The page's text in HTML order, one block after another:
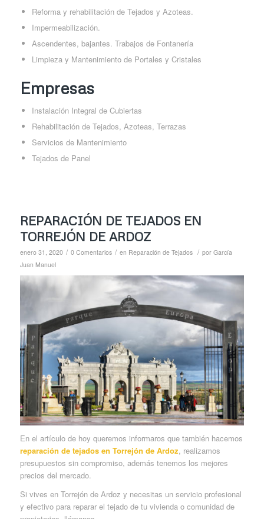
Reforma y rehabilitación de Tejados y Azoteas.
Impermeabilización.
Ascendentes, bajantes. Trabajos de Fontanería
Limpieza y Mantenimiento de Portales y Cristales
Empresas
Instalación Integral de Cubiertas
Rehabilitación de Tejados, Azoteas, Terrazas
Servicios de Mantenimiento
Tejados de Panel
REPARACIÓN DE TEJADOS EN
TORREJÓN DE ARDOZ
enero 31, 2020 / 0 Comentarios / en Reparación de Tejados / por García
Juan Manuel
En el artículo de hoy queremos informaros que también hacemos
reparación de tejados en Torrejón de Ardoz, realizamos
presupuestos sin compromiso, además tenemos los mejores
precios del mercado.
Si vives en Torrejón de Ardoz y necesitas un servicio profesional
y efectivo para reparar el tejado de tu vivienda o comunidad de